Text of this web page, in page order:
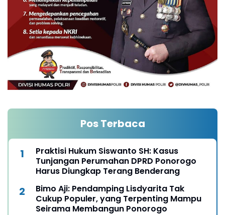
Pos Terbaca
Praktisi Hukum Siswanto SH: Kasus
Tunjangan Perumahan DPRD Ponorogo
Harus Diungkap Terang Benderang
Bimo Aji: Pendamping Lisdyarita Tak
Cukup Populer, yang Terpenting Mampu
Seirama Membangun Ponorogo